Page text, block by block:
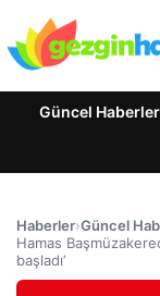
Güncel Haberler
Haberler›Güncel
Hamas
başladı’